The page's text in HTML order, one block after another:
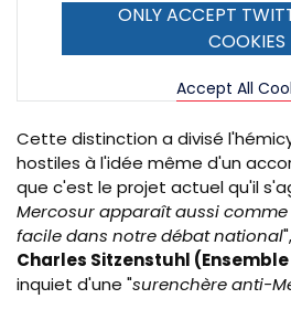
ONLY ACCEPT
COOKIES
Accept All
Cette distinction a divisé
hostiles à l'idée même d'un
que c'est le projet actuel qu'il
Mercosur apparaît aussi
facile dans notre débat national
Charles Sitzenstuhl
inquiet d'une "surenchère anti-